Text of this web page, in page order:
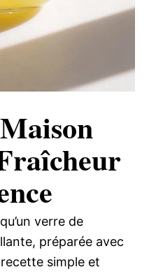
verre de
préparée avec
simple et